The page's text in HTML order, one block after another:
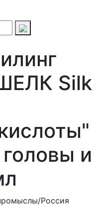
Silk
и
Россия